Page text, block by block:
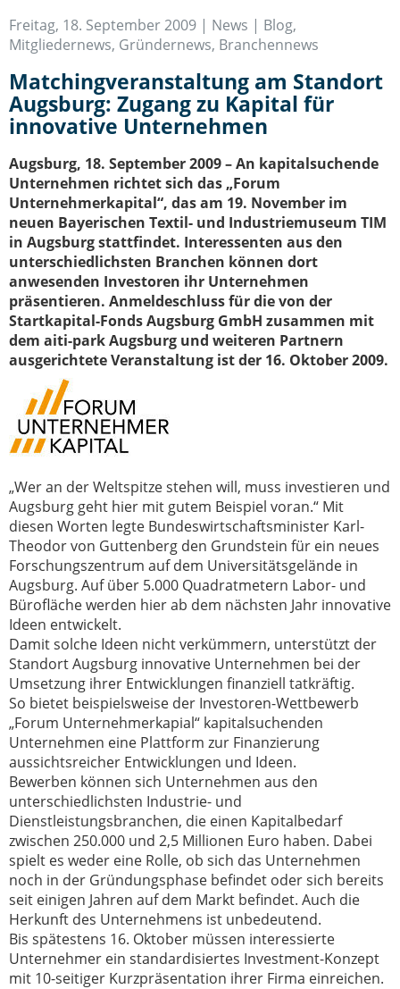
Start-Up Augsburg
Freitag, 18. September 2009 | News | Blog,
Mitgliedernews, Gründernews, Branchennews
Matchingveranstaltung am Standort
Augsburg: Zugang zu Kapital für
innovative Unternehmen
Augsburg, 18. September 2009 – An kapitalsuchende
Unternehmen richtet sich das „Forum
Unternehmerkapital“, das am 19. November im
neuen Bayerischen Textil- und Industriemuseum TIM
in Augsburg stattfindet. Interessenten aus den
unterschiedlichsten Branchen können dort
anwesenden Investoren ihr Unternehmen
präsentieren. Anmeldeschluss für die von der
Startkapital-Fonds Augsburg GmbH zusammen mit
dem aiti-park Augsburg und weiteren Partnern
ausgerichtete Veranstaltung ist der 16. Oktober 2009.
„Wer an der Weltspitze stehen will, muss investieren und
Augsburg geht hier mit gutem Beispiel voran.“ Mit
diesen Worten legte Bundeswirtschaftsminister Karl-
Theodor von Guttenberg den Grundstein für ein neues
Forschungszentrum auf dem Universitätsgelände in
Augsburg. Auf über 5.000 Quadratmetern Labor- und
Bürofläche werden hier ab dem nächsten Jahr innovative
Ideen entwickelt.
Damit solche Ideen nicht verkümmern, unterstützt der
Standort Augsburg innovative Unternehmen bei der
Umsetzung ihrer Entwicklungen finanziell tatkräftig.
So bietet beispielsweise der Investoren-Wettbewerb
„Forum Unternehmerkapial“ kapitalsuchenden
Unternehmen eine Plattform zur Finanzierung
aussichtsreicher Entwicklungen und Ideen.
Bewerben können sich Unternehmen aus den
unterschiedlichsten Industrie- und
Dienstleistungsbranchen, die einen Kapitalbedarf
zwischen 250.000 und 2,5 Millionen Euro haben. Dabei
spielt es weder eine Rolle, ob sich das Unternehmen
noch in der Gründungsphase befindet oder sich bereits
seit einigen Jahren auf dem Markt befindet. Auch die
Herkunft des Unternehmens ist unbedeutend.
Bis spätestens 16. Oktober müssen interessierte
Unternehmer ein standardisiertes Investment-Konzept
mit 10-seitiger Kurzpräsentation ihrer Firma einreichen.